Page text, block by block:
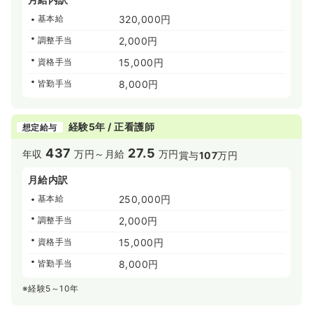
基本給 320,000円
調整手当 2,000円
資格手当 15,000円
皆勤手当 8,000円
想定給与 経験5年 / 正看護師
年収437 万円～ 月給 27.5 万円賞与107万円
月給内訳
基本給 250,000円
調整手当 2,000円
資格手当 15,000円
皆勤手当 8,000円
※経験5～10年